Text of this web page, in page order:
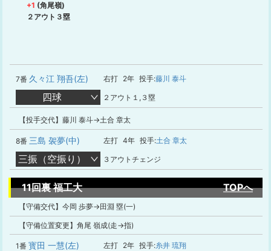
+1 (角尾嶺)
２アウト３塁
7番 久々江 翔吾(左) 右打 2年 投手:藤川 泰斗
四球 ２アウト１,３塁
【投手交代】藤川 泰斗→土合 章太
8番 三島 袈夢(中) 左打 4年 投手:土合 章太
三振（空振り） ３アウトチェンジ
11回裏 福工大 TOPへ
【守備交代】今岡 歩夢→田淵 塁(一)
【守備位置変更】角尾 嶺成(走→指)
1番 寳田 一慧(左) 左打 2年 投手:糸井 琉翔